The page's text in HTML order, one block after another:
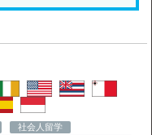
社会人留学